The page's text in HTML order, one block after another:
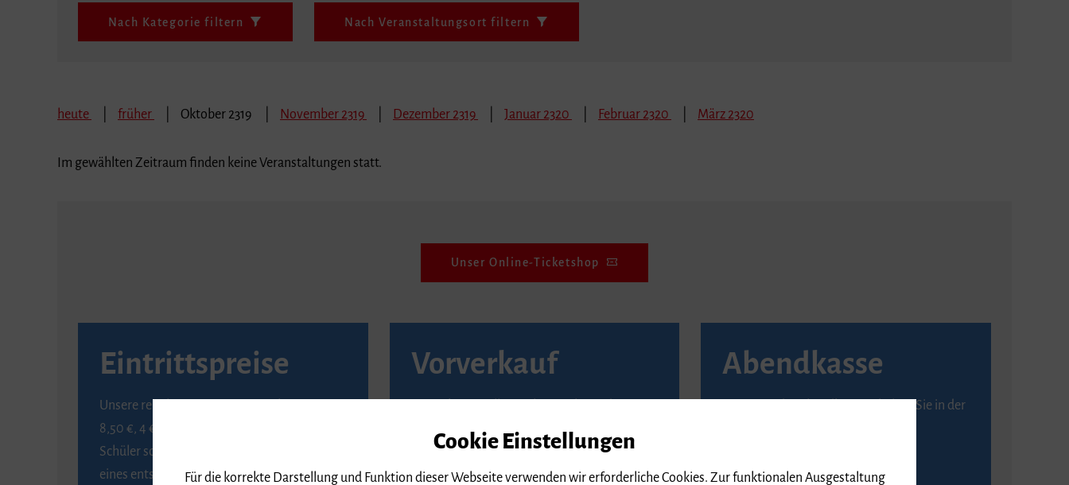
Nach Kategorie filtern Nach Veranstaltungsort filtern
heute früher Oktober 2319 November 2319 Dezember 2319 Januar 2320 Februar 2320 März 2320
Im gewählten Zeitraum finden keine Veranstaltungen statt.
Unser Online-Ticketshop
Eintrittspreise
Unsere regulären Eintrittspreise betragen
8,50 €, 4 € ermäßigt für Schülerinnen und
Schüler sowie Studierende gegen Vorlage
eines entsprechenden Nachweises, 6 € für
Vorverkauf
Seite von Reservix.
BZ-Kartenservice Freiburg
Abendkasse
Karten an der Abendkasse erhalten Sie in der
Cookie Einstellungen
Für die korrekte Darstellung und Funktion dieser Webseite verwenden wir erforderliche Cookies. Zur funktionalen Ausgestaltung